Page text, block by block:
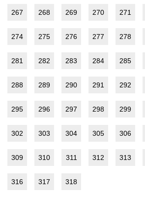
267 268 269 270 271
274 275 276 277 278
281 282 283 284 285
288 289 290 291 292
295 296 297 298 299
302 303 304 305 306
309 310 311 312 313
316 317 318